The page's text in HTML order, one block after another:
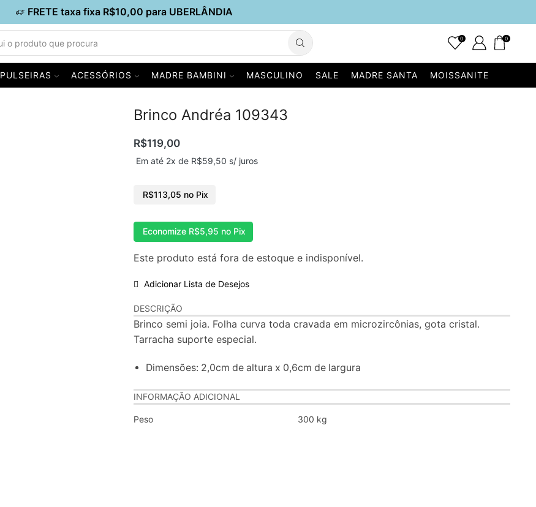
FRETE taxa fixa R$10,00 para UBERLÂNDIA
0 0
PULSEIRAS ACESSÓRIOS MADRE BAMBINI MASCULINO SALE MADRE SANTA MOISSANITE
Brinco Andréa 109343
R$119,00
Em até 2x de R$59,50 s/ juros
R$113,05 no Pix
Economize R$5,95 no Pix
Este produto está fora de estoque e indisponível.
Adicionar Lista de Desejos
DESCRIÇÃO
Brinco semi joia. Folha curva toda cravada em microzircônias, gota cristal.
Tarracha suporte especial.
Dimensões: 2,0cm de altura x 0,6cm de largura
INFORMAÇÃO ADICIONAL
Peso 300 kg